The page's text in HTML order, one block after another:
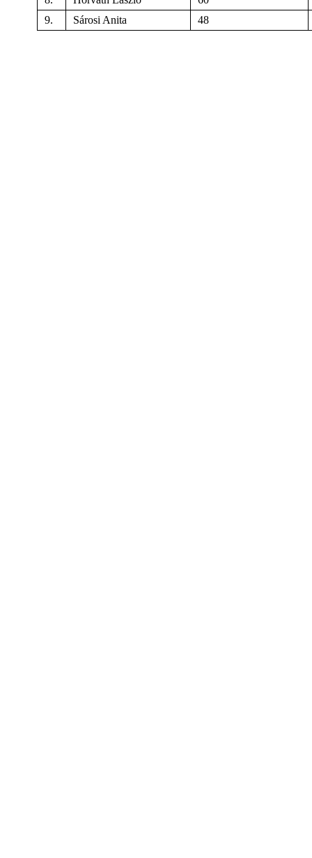
9.
Sárosi Anita 48